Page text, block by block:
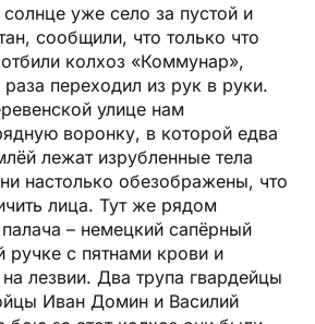
уже село за пустой и
сообщили, что только что
колхоз «Коммунар»,
переходил из рук в руки.
улице нам
воронку, в которой едва
лежат изрубленные тела
настолько обезображены, что
лица. Тут же рядом
– немецкий сапёрный
ручке с пятнами крови и
лезвии. Два трупа гвардейцы
Иван Домин и Василий